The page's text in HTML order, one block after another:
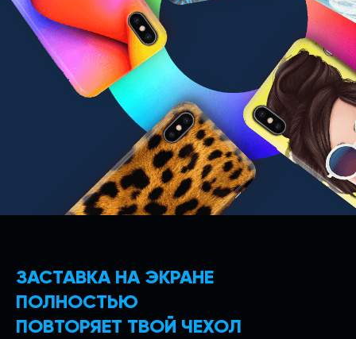
ЗАСТАВКА НА ЭКРАНЕ
ПОЛНОСТЬЮ
ПОВТОРЯЕТ ТВОЙ ЧЕХОЛ